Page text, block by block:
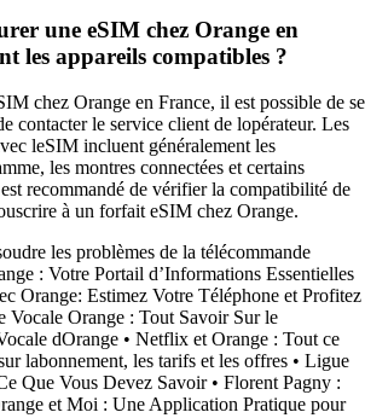
une eSIM chez Orange en
les appareils compatibles ?
chez Orange en France, il est possible de se
contacter le service client de lopérateur. Les
leSIM incluent généralement les
les montres connectées et certains
recommandé de vérifier la compatibilité de
à un forfait eSIM chez Orange.
les problèmes de la télécommande
: Votre Portail d’Informations Essentielles
Orange: Estimez Votre Téléphone et Profitez
Vocale Orange : Tout Savoir Sur le
dOrange • Netflix et Orange : Tout ce
labonnement, les tarifs et les offres • Ligue
Que Vous Devez Savoir• Florent Pagny :
et Moi : Une Application Pratique pour